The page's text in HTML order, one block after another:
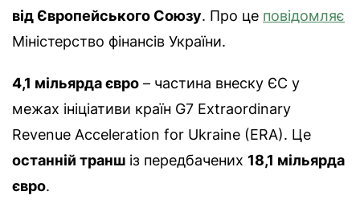
від Європейського Союзу. Про це повідомляє
Міністерство фінансів України.
4,1 мільярда євро – частина внеску ЄС у
межах ініціативи країн G7 Extraordinary
Revenue Acceleration for Ukraine (ERA). Це
останній транш із передбачених 18,1 мільярда
євро.